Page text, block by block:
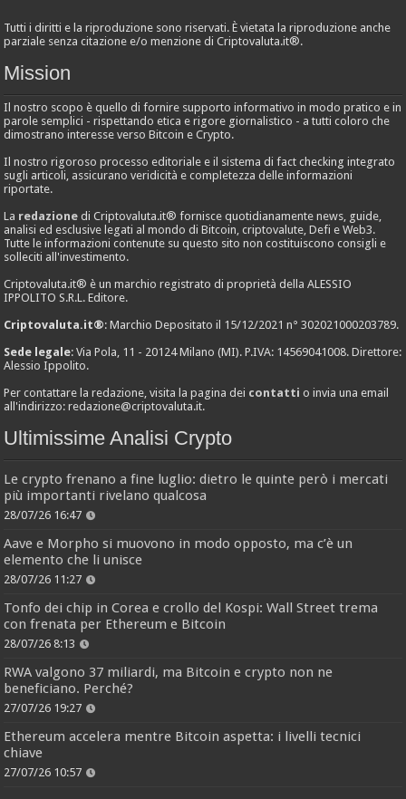
Tutti i diritti e la riproduzione sono riservati. È vietata la riproduzione anche
parziale senza citazione e/o menzione di Criptovaluta.it®.
Mission
Il nostro scopo è quello di fornire supporto informativo in modo pratico e in
parole semplici - rispettando etica e rigore giornalistico - a tutti coloro che
dimostrano interesse verso Bitcoin e Crypto.
Il nostro rigoroso processo editoriale e il sistema di fact checking integrato
sugli articoli, assicurano veridicità e completezza delle informazioni
riportate.
La redazione di Criptovaluta.it® fornisce quotidianamente news, guide,
analisi ed esclusive legati al mondo di Bitcoin, criptovalute, Defi e Web3.
Tutte le informazioni contenute su questo sito non costituiscono consigli e
solleciti all'investimento.
Criptovaluta.it® è un marchio registrato di proprietà della ALESSIO
IPPOLITO S.R.L. Editore.
Criptovaluta.it®: Marchio Depositato il 15/12/2021 n° 302021000203789.
Sede legale: Via Pola, 11 - 20124 Milano (MI). P.IVA: 14569041008. Direttore:
Alessio Ippolito.
Per contattare la redazione, visita la pagina dei contatti o invia una email
all'indirizzo:redazione@criptovaluta.it.
Ultimissime Analisi Crypto
Le crypto frenano a fine luglio: dietro le quinte però i mercati
più importanti rivelano qualcosa
28/07/26 16:47
Aave e Morpho si muovono in modo opposto, ma c’è un
elemento che li unisce
28/07/26 11:27
Tonfo dei chip in Corea e crollo del Kospi: Wall Street trema
con frenata per Ethereum e Bitcoin
28/07/26 8:13
RWA valgono 37 miliardi, ma Bitcoin e crypto non ne
beneficiano. Perché?
27/07/26 19:27
Ethereum accelera mentre Bitcoin aspetta: i livelli tecnici
chiave
27/07/26 10:57